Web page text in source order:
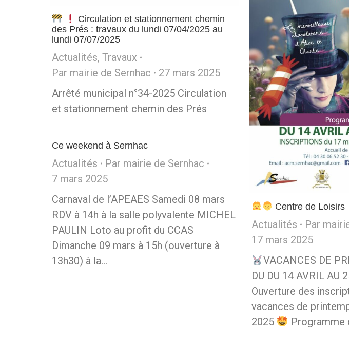
Circulation et stationnement chemin
des Prés : travaux du lundi 07/04/2025 au
lundi 07/07/2025
Actualités, Travaux
Par mairie de Sernhac
27 mars 2025
Arrêté municipal n°34-2025 Circulation
et stationnement chemin des Prés
Centre de Loisirs
Actualités Par
17 mars 2025
VACANCES DE
DU DU 14 AVRIL AU
Ouverture des
vacances de
2025
Programme
Ce weekend à Sernhac
Actualités Par mairie de Sernhac
7 mars 2025
Carnaval de l’APEAES Samedi 08 mars
RDV à 14h à la salle polyvalente MICHEL
PAULIN Loto au profit du CCAS
Dimanche 09 mars à 15h (ouverture à
13h30) à la…